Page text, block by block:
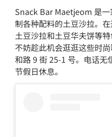
Snack Bar Maetjeom 是
制各种配料的土豆沙拉。
土豆沙拉和土豆华夫饼等
不妨趁此机会逛逛这些时
和路 9 街 25-1 号。电话无
节假日休息。